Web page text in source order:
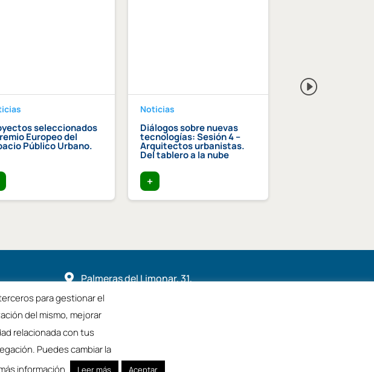
seleccionados
Europeo del
Público Urbano.
Noticias
Diálogos sobre nuevas
tecnologías: Sesión 4 –
Arquitectos urbanistas.
Del tablero a la nube
+
 Palmeras del Limonar, 31,
29016, Málaga
para gestionar el
del mismo, mejorar
relacionada con tus
Puedes cambiar la
información
Leer más Aceptar